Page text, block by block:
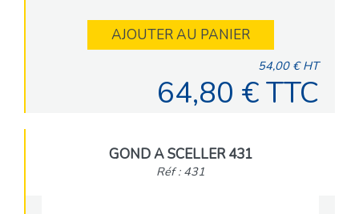
AJOUTER AU PANIER
54,00 € HT
64,80 € TTC
GOND A SCELLER 431
Réf : 431